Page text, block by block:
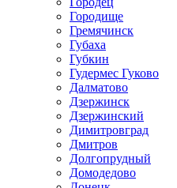
Городище
Гремячинск
Губаха
Губкин
Гудермес Гуково
Далматово
Дзержинск
Дзержинский
Димитровград
Дмитров
Долгопрудный
Домодедово